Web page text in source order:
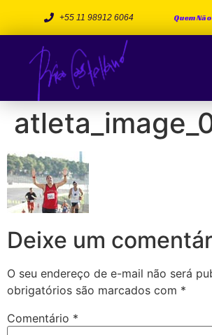
+55 11 98912 6064 Quem
Deixe um
O seu endereço de e-mail não será
obrigatórios são marcados com *
Comentário *